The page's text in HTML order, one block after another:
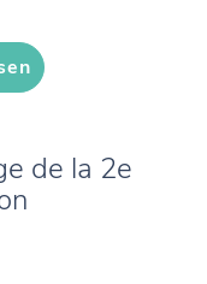
de la 2e